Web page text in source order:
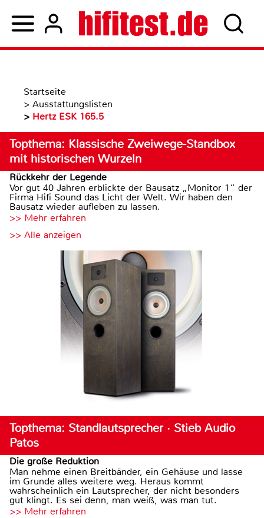
Startseite
> Ausstattungslisten
> Hertz ESK 165.5
Topthema: Klassische Zweiwege-Standbox
mit historischen Wurzeln
Rückkehr der Legende
Vor gut 40 Jahren erblickte der Bausatz „Monitor 1“ der
Firma Hifi Sound das Licht der Welt. Wir haben den
Bausatz wieder aufleben zu lassen.
>> Mehr erfahren
>> Alle anzeigen
Topthema: Standlautsprecher · Stieb Audio
Patos
Die große Reduktion
Man nehme einen Breitbänder, ein Gehäuse und lasse
im Grunde alles weitere weg. Heraus kommt
wahrscheinlich ein Lautsprecher, der nicht besonders
gut klingt. Es sei denn, man weiß, was man tut.
>> Mehr erfahren